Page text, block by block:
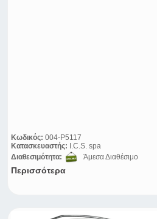
Κωδικός: 004-P5117
Κατασκευαστής: I.C.S. spa
Διαθεσιμότητα:
Άμεσα Διαθέσιμο
Περισσότερα